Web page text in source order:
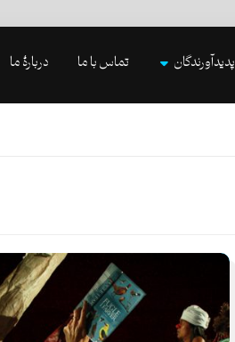
پدیدآورندگان تماس با ما دربارۀ ما